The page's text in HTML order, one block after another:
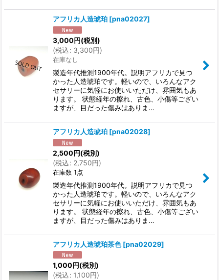
アフリカ人造琥珀 [pna02027]
3,000円(税別)
(税込: 3,300円)
在庫なし
製造年代推測1900年代。説明アフリカで見つ
かった人造琥珀です。軽いので、いろんなアク
セサリーに気軽にお使いいただけ、雰囲気もあ
ります。 状態経年の擦れ、古色、小傷等ござい
ますが、目だった傷みはありま…
アフリカ人造琥珀 [pna02028]
2,500円(税別)
(税込: 2,750円)
在庫数 1点
製造年代推測1900年代。説明アフリカで見つ
かった人造琥珀です。軽いので、いろんなアク
セサリーに気軽にお使いいただけ、雰囲気もあ
ります。 状態経年の擦れ、古色、小傷等ござい
ますが、目だった傷みはありま…
アフリカ人造琥珀茶色 [pna02029]
1,000円(税別)
(税込: 1,100円)